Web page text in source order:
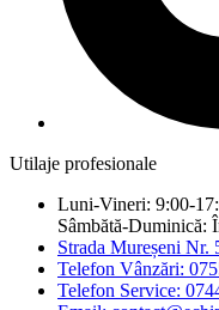
Utilaje profesionale
Luni-Vineri: 9:00-
Sâmbătă-Duminică:
Strada Mureșeni Nr.
Telefon Vânzări:
Telefon Service: